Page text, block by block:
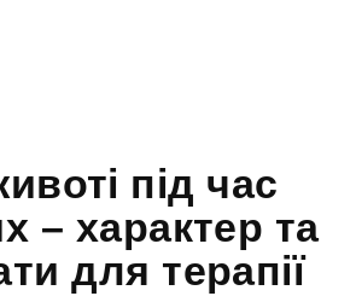
під час
– характер та
для терапії